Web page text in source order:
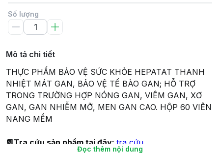
Số lượng
Mô tả chi tiết
THỰC PHẨM BẢO VỆ SỨC KHỎE HEPATAT THANH
NHIỆT MÁT GAN, BẢO VỆ TẾ BÀO GAN; HỖ TRỢ
TRONG TRƯỜNG HỢP NÓNG GAN, VIÊM GAN, XƠ
GAN, GAN NHIỄM MỠ, MEN GAN CAO. HỘP 60 VIÊN
NANG MỀM
📗Tra cứu sản phẩm tại đây: tra cứu
Đọc thêm nội dung